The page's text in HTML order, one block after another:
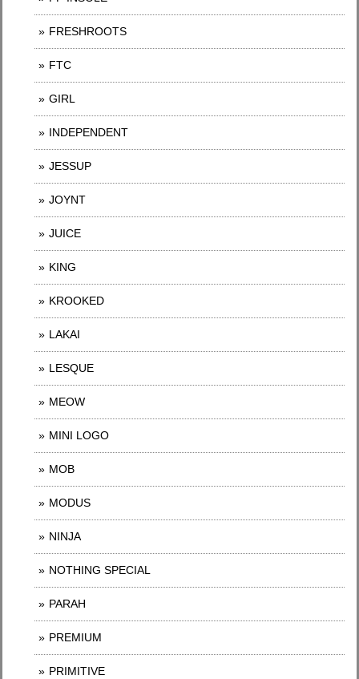
FRESHROOTS
FTC
GIRL
INDEPENDENT
JESSUP
JOYNT
JUICE
KING
KROOKED
LAKAI
LESQUE
MEOW
MINI LOGO
MOB
MODUS
NINJA
NOTHING SPECIAL
PARAH
PREMIUM
PRIMITIVE